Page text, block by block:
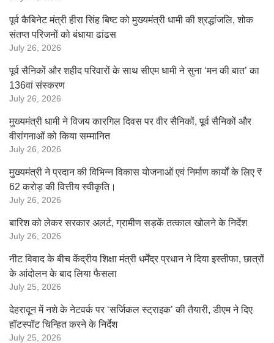
पूर्व कैबिनेट मंत्री हीरा सिंह बिष्ट को मुख्यमंत्री धामी की श्रद्धांजलि, शोक
संतप्त परिजनों को बंधाया ढांढस
July 26, 2026
पूर्व सैनिकों और शहीद परिवारों के साथ सीएम धामी ने सुना ‘मन की बात’ का
136वां संस्करण
July 26, 2026
मुख्यमंत्री धामी ने विजय कारगिल दिवस पर वीर सैनिकों, पूर्व सैनिकों और
वीरांगनाओं को किया सम्मानित
July 26, 2026
मुख्यमंत्री ने प्रदान की विभिन्न विकास योजनाओं एवं निर्माण कार्यों के लिए ₹
62 करोड़ की वित्तीय स्वीकृति।
July 26, 2026
बारिश को लेकर सरकार अलर्ट, ग्रामीण सड़कें तत्काल खोलने के निर्देश
July 26, 2026
नीट विवाद के बीच केंद्रीय शिक्षा मंत्री धर्मेंद्र प्रधान ने दिया इस्तीफा, छात्रों
के आंदोलन के बाद लिया फैसला
July 25, 2026
देहरादून में नशे के नेटवर्क पर ‘सर्जिकल स्ट्राइक’ की तैयारी, डीएम ने दिए
हॉटस्पॉट चिन्हित करने के निर्देश
July 25, 2026